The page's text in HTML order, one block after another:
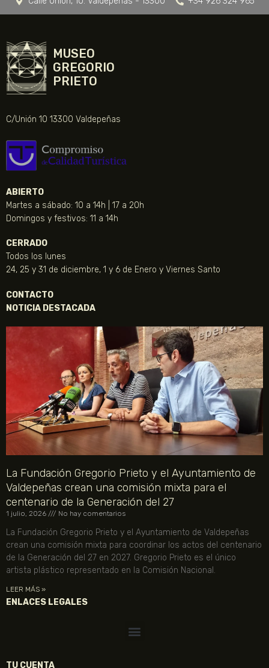
MUSEO
GREGORIO
PRIETO
C/Unión 10 13300 Valdepeñas
ABIERTO
Martes a sábado: 10 a 14h | 17 a 20h
Domingos y festivos: 11 a 14h
CERRADO
Todos los lunes
24, 25 y 31 de diciembre, 1 y 6 de Enero y Viernes Santo
CONTACTO
NOTICIA DESTACADA
La Fundación Gregorio Prieto y el Ayuntamiento de
Valdepeñas crean una comisión mixta para el
centenario de la Generación del 27
1 julio, 2026 No hay comentarios
La Fundación Gregorio Prieto y el Ayuntamiento de Valdepeñas
crean una comisión mixta para coordinar los actos del centenario
de la Generación del 27 en 2027. Gregorio Prieto es el único
artista plástico representado en la Comisión Nacional.
LEER MÁS »
ENLACES LEGALES
TU CUENTA